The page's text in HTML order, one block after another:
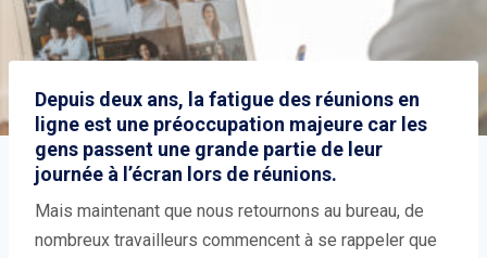
Depuis deux ans, la fatigue des réunions en
ligne est une préoccupation majeure car les
gens passent une grande partie de leur
journée à l’écran lors de réunions.
Mais maintenant que nous retournons au bureau, de
nombreux travailleurs commencent à se rappeler que